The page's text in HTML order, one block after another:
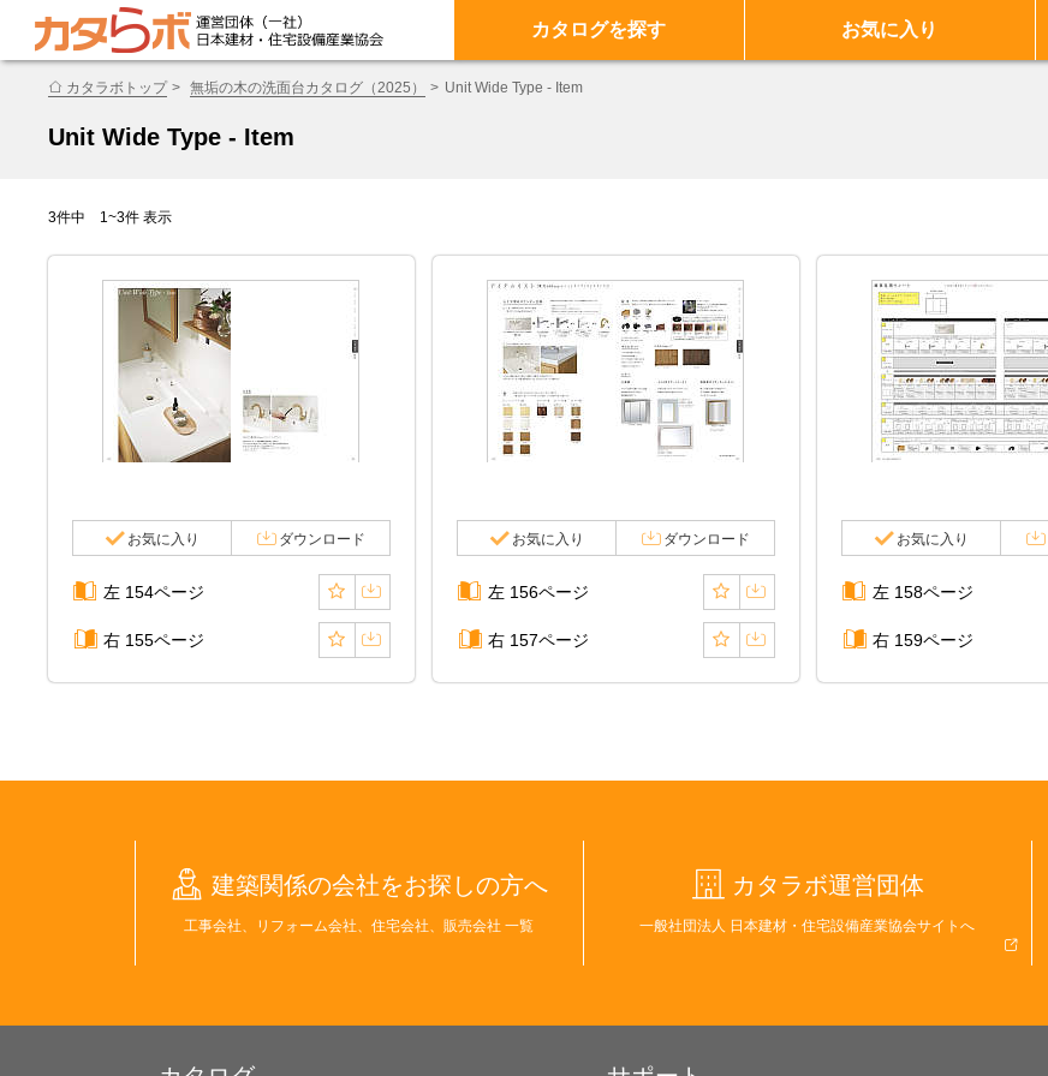
カタログを探す お気に入り
カタラボトップ 無垢の木の洗面台カタログ（2025） Unit Wide Type - Item
Unit Wide Type - Item
3件中 1~3件 表示
お気に入り ダウンロード
左 154ページ
右 155ページ
お気に入り ダウンロード
左 156ページ
右 157ページ
お気に入り
左 158ページ
右 159ページ
建築関係の会社をお探しの方へ
工事会社、リフォーム会社、住宅会社、販売会社 一覧
カタラボ運営団体
一般社団法人 日本建材・住宅設備産業協会サイトへ